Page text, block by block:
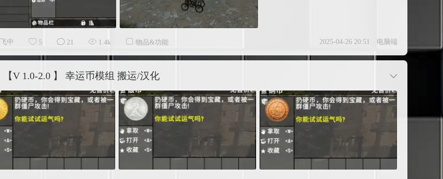
中 5 21 1.4k 物品&功能 2025-04-26 20:51 电脑端
【V 1.0-2.0 】 幸运币模组 搬运/汉化